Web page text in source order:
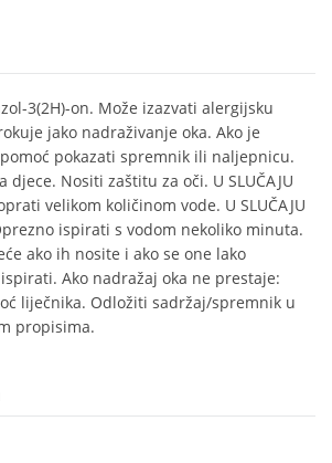
3(2H)-on. Može izazvati alergijsku
jako nadraživanje oka. Ako je
pokazati spremnik ili naljepnicu.
djece. Nositi zaštitu za oči. U SLUČAJU
velikom količinom vode. U SLUČAJU
ispirati s vodom nekoliko minuta.
ako ih nosite i ako se one lako
Ako nadražaj oka ne prestaje:
liječnika. Odložiti sadržaj/spremnik u
propisima.